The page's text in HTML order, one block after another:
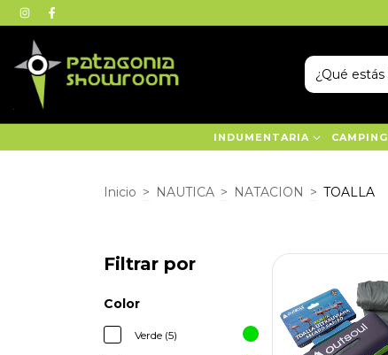
INDUMENTARIA CAMPING
Inicio > NAUTICA > NATACION > TOALLA
Filtrar por
Color
Verde (5)